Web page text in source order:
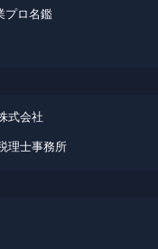
プロ名鑑
式会社
理士事務所